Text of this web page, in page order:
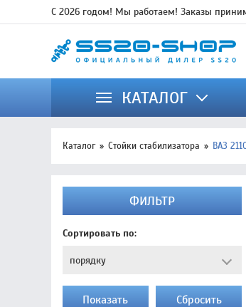
С 2026 годом! Мы работаем! Заказы
КАТАЛОГ
Каталог Стойки стабилизатора ВАЗ
ФИЛЬТР
Сортировать по:
Показать Cбросить